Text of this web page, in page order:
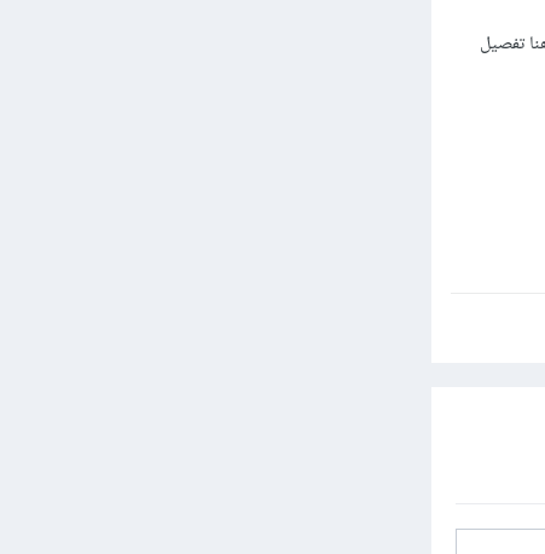
تفصيل